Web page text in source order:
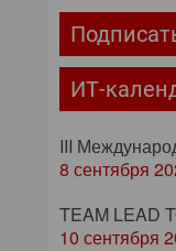
ИТ-
III
8 сентября
TEAM LEAD
10 сентября